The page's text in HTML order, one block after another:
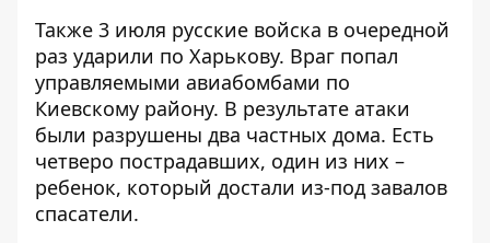
Также 3 июля русские войска в очередной
раз ударили по Харькову. Враг попал
управляемыми авиабомбами по
Киевскому району. В результате атаки
были разрушены два частных дома. Есть
четверо пострадавших, один из них –
ребенок, который достали из-под завалов
спасатели.